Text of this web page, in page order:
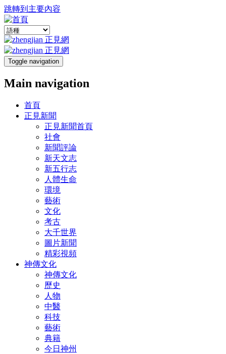
跳轉到主要內容
Toggle navigation
Main navigation
首頁
正見新聞
正見新聞首頁
社會
新聞評論
新天文志
新五行志
人體生命
環境
藝術
文化
考古
大千世界
圖片新聞
精彩視頻
神傳文化
神傳文化
歷史
人物
中醫
科技
藝術
典籍
今日神州